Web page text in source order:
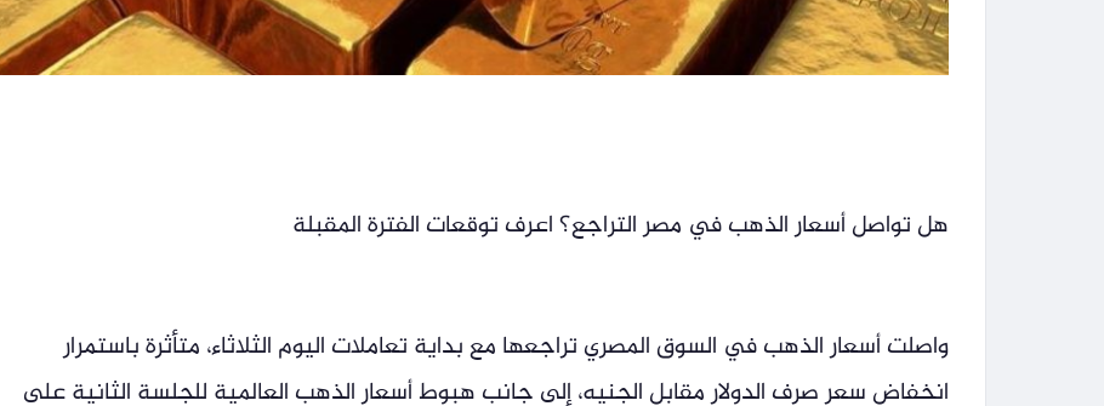
هل تواصل أسعار الذهب في مصر التراجع؟ اعرف توقعات الفترة المقبلة
واصلت أسعار الذهب في السوق المصري تراجعها مع بداية تعاملات اليوم الثلاثاء، متأثرة باستمرار
انخفاض سعر صرف الدولار مقابل الجنيه، إلى جانب هبوط أسعار الذهب العالمية للجلسة الثانية على